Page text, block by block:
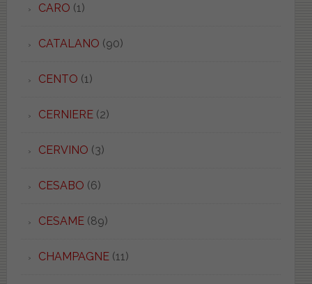
CARO (1)
CATALANO (90)
CENTO (1)
CERNIERE(2)
CERVINO (3)
CESABO (6)
CESAME(89)
CHAMPAGNE(11)